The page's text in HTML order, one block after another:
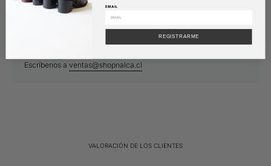
MEDIOS DE PAGO
Escríbenos a ventas@shopnalca.cl
VALORACIÓN DE LOS CLIENTES
EMAIL
REGISTRARME